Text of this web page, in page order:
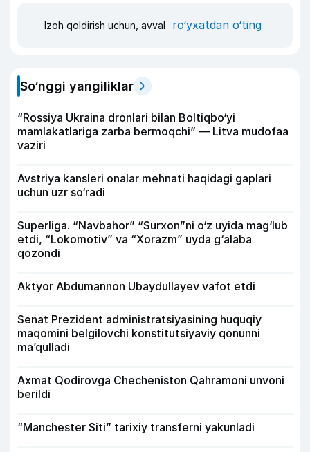
Izoh qoldirish uchun, avval ro‘yxatdan o‘ting
So‘nggi yangiliklar
“Rossiya Ukraina dronlari bilan Boltiqbo‘yi
mamlakatlariga zarba bermoqchi” — Litva mudofaa
vaziri
Avstriya kansleri onalar mehnati haqidagi gaplari
uchun uzr so‘radi
Superliga. “Navbahor” “Surxon”ni o‘z uyida mag‘lub
etdi, “Lokomotiv” va “Xorazm” uyda g‘alaba
qozondi
Aktyor Abdu­mannon Ubaydullayev vafot etdi
Senat Prezident administratsiyasining huquqiy
maqomini belgilovchi konstitutsiyaviy qonunni
ma’qulladi
Axmat Qodirovga Checheniston Qahramoni unvoni
berildi
“Manchester Siti” tarixiy transferni yakunladi